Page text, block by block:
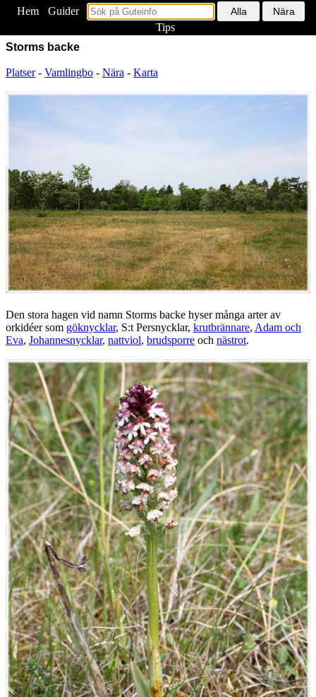
Hem
Guider
Tips
Storms backe
Platser- Vamlingbo - Nära - Karta
Den stora hagen vid namn Storms backe hyser många arter av
orkidéer som göknycklar, S:t Persnycklar, krutbrännare, Adam och
Eva, Johannesnycklar, nattviol, brudsporre och nästrot.